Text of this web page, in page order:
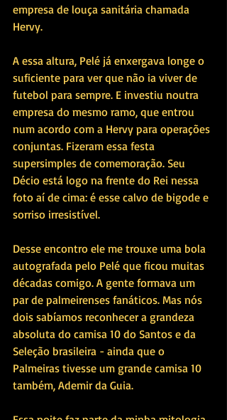
empresa de louça sanitária chamada
Hervy.
A essa altura, Pelé já enxergava longe o
suficiente para ver que não ia viver de
futebol para sempre. E investiu noutra
empresa do mesmo ramo, que entrou
num acordo com a Hervy para operações
conjuntas. Fizeram essa festa
supersimples de comemoração. Seu
Décio está logo na frente do Rei nessa
foto aí de cima: é esse calvo de bigode e
sorriso irresistível.
Desse encontro ele me trouxe uma bola
autografada pelo Pelé que ficou muitas
décadas comigo. A gente formava um
par de palmeirenses fanáticos. Mas nós
dois sabíamos reconhecer a grandeza
absoluta do camisa 10 do Santos e da
Seleção brasileira - ainda que o
Palmeiras tivesse um grande camisa 10
também, Ademir da Guia.